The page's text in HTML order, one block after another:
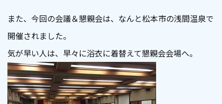
また、今回の会議＆懇親会は、なんと松本市の浅間温泉で
開催されました。
気が早い人は、早々に浴衣に着替えて懇親会会場へ。